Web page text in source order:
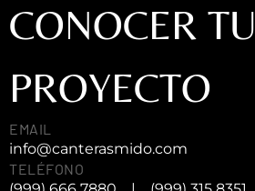
CONOCER TU
PROYECTO
EMAIL
info@canterasmido.com
TELÉFONO